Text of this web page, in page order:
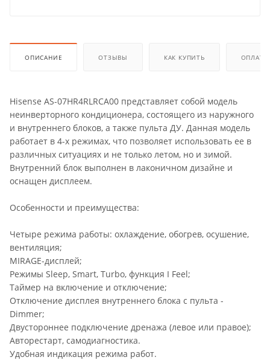
ОПИСАНИЕ ОТЗЫВЫ КАК КУПИТЬ ОПЛАТА
Hisense AS-07HR4RLRCA00 представляет собой модель
неинверторного кондиционера, состоящего из наружного
и внутреннего блоков, а также пульта ДУ. Данная модель
работает в 4-х режимах, что позволяет использовать ее в
различных ситуациях и не только летом, но и зимой.
Внутренний блок выполнен в лаконичном дизайне и
оснащен дисплеем.
Особенности и преимущества:
Четыре режима работы: охлаждение, обогрев, осушение,
вентиляция;
MIRAGE-дисплей;
Режимы Sleep, Smart, Turbo, функция I Feel;
Таймер на включение и отключение;
Отключение дисплея внутреннего блока с пульта -
Dimmer;
Двустороннее подключение дренажа (левое или правое);
Авторестарт, самодиагностика.
Удобная индикация режима работ.